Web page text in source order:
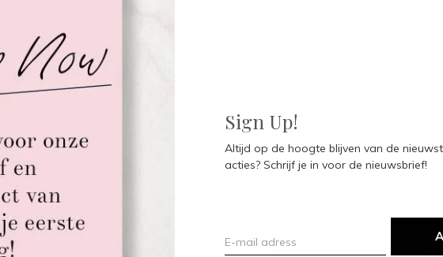
Sign Up!
Altijd op de hoogte blijven van de
acties? Schrijf je in voor de nieuwsbrief!
Meld je aan voor onze nieuwsbrief
Ontvang de nieuwste aanbiedingen en promoties